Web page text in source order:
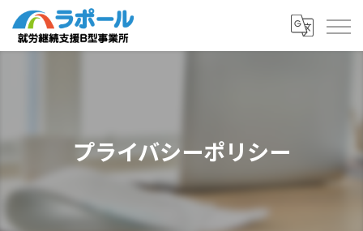
プライバシーポリシー